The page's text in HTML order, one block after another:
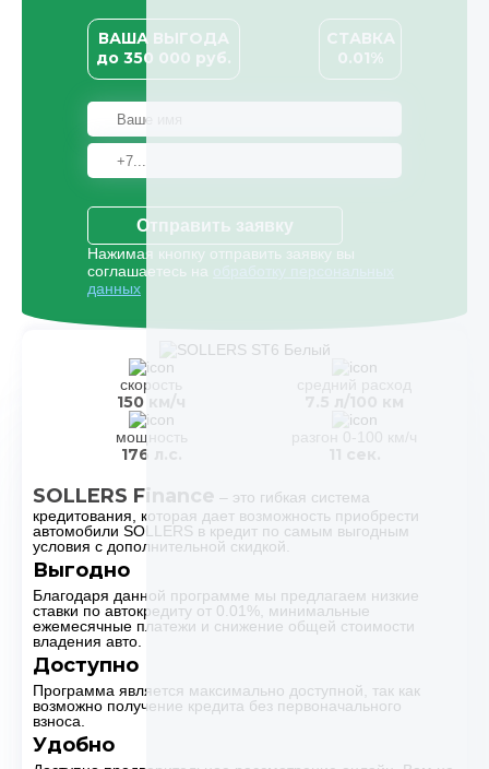
ВАША ВЫГОДА
до 350 000 руб.
СТАВКА
0.01%
Отправить заявку
Нажимая кнопку отправить заявку вы
соглашаетесь на
данных
скорость
150 км/ч
средний расход
мощность
176 л.с.
разгон 0-100 км/ч
SOLLERS Finance – это гибкая система
кредитования, которая дает возможность приобрести
автомобили SOLLERS в кредит по самым выгодным
условия с дополнительной скидкой.
Выгодно
Благодаря данной программе мы предлагаем низкие
ставки по автокредиту от 0.01%, минимальные
ежемесячные платежи и снижение общей стоимости
владения авто.
Доступно
Программа является максимально доступной, так как
возможно получение кредита без первоначального
взноса.
Удобно